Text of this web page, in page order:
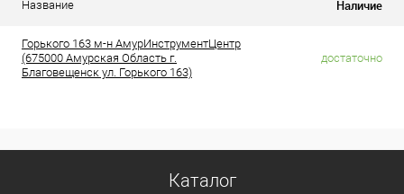
Название Наличие
Горького 163 м-н АмурИнструментЦентр
(675000 Амурская Область г.
Благовещенск ул. Горького 163)
достаточно
Каталог